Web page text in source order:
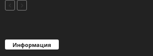
Информация